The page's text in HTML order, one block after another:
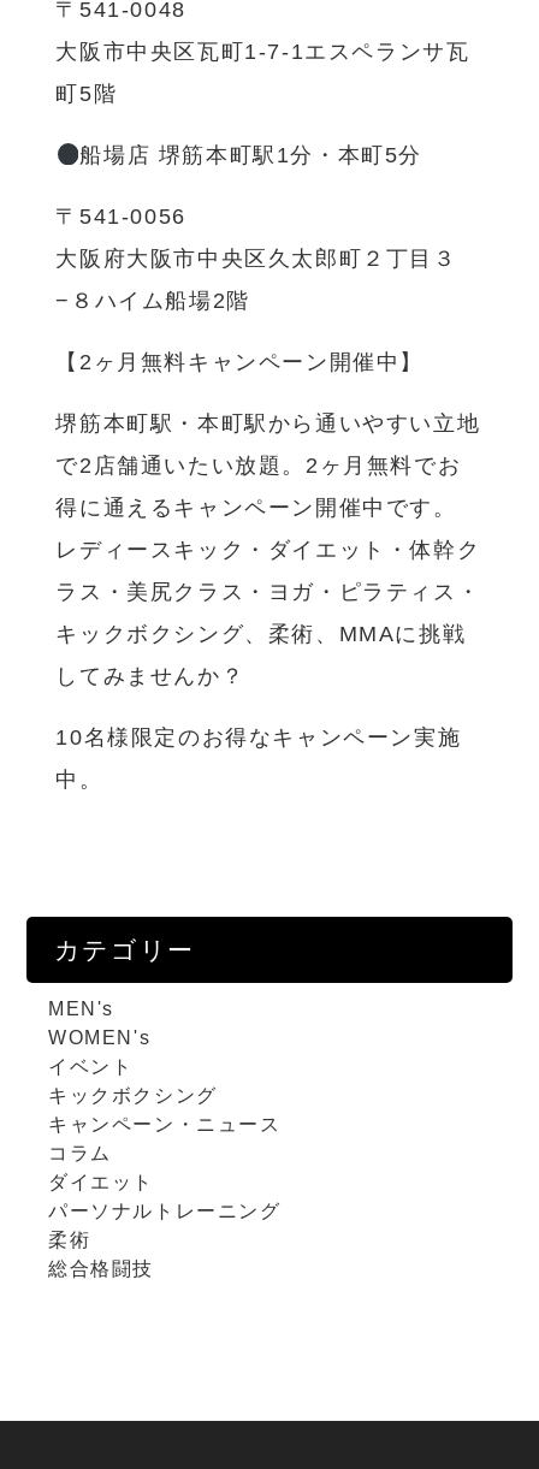
〒541-0048
大阪市中央区瓦町1-7-1エスペランサ瓦
町5階
船場店 堺筋本町駅1分・本町5分
〒541-0056
大阪府大阪市中央区久太郎町２丁目３
−８ハイム船場2階
【2ヶ月無料キャンペーン開催中】
堺筋本町駅・本町駅から通いやすい立地
で2店舗通いたい放題。2ヶ月無料でお
得に通えるキャンペーン開催中です。
レディースキック・ダイエット・体幹ク
ラス・美尻クラス・ヨガ・ピラティス・
キックボクシング、柔術、MMAに挑戦
してみませんか？
10名様限定のお得なキャンペーン実施
中。
カテゴリー
MEN's
WOMEN's
イベント
キックボクシング
キャンペーン・ニュース
コラム
ダイエット
パーソナルトレーニング
柔術
総合格闘技